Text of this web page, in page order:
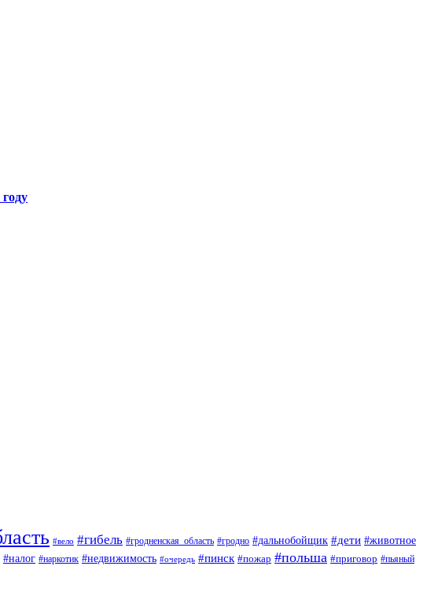
#вело #гибель #гродненская_область #гродно #дальнобойщик #дети #животное
#налог #наркотик #недвижимость #очередь #пинск #пожар #польша #приговор #пьяный